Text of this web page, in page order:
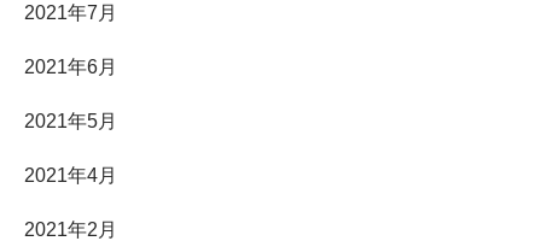
2021年7月
2021年6月
2021年5月
2021年4月
2021年2月